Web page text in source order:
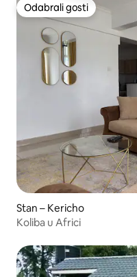
Odabrali gosti
Odabrali gosti
Stan – Kericho
Koliba u Africi